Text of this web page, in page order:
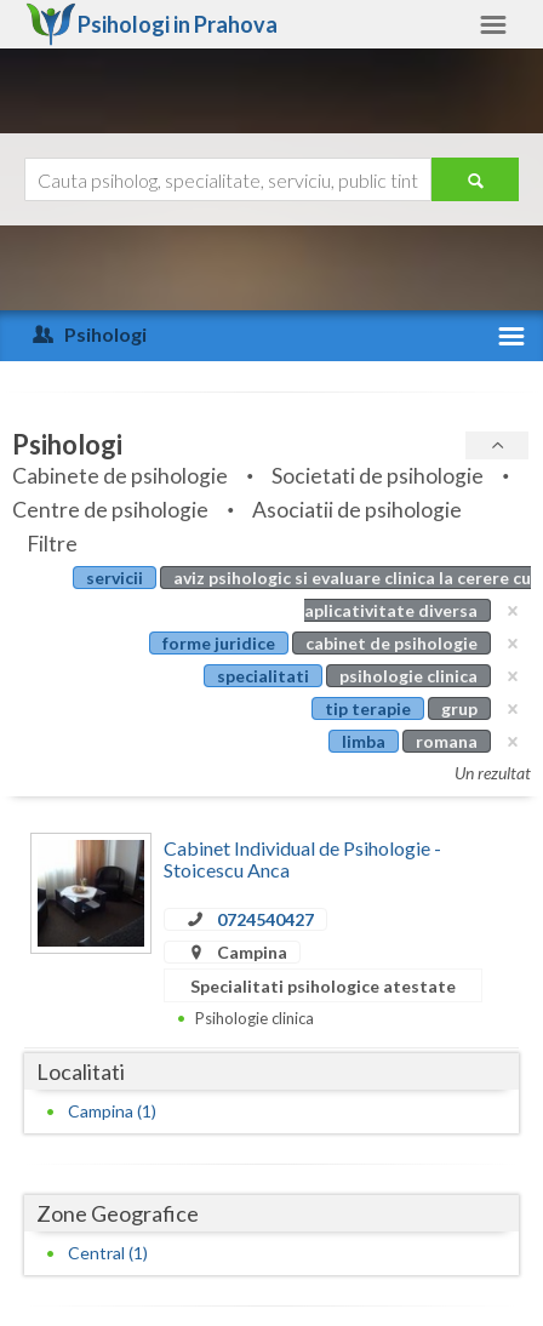
Psihologi in Prahova
Arad
Arges
Bihor
Bistrita-Nasaud
Botosani
Calarasi
Caras-Severin
Cluj
Constanta
Dolj
Galati
Gorj
Ajutor
Psihologi
Specialitati
Servicii
Articole
Evenimente
Psihologi
Cabinete de psihologie
Societati de psihologie
Centre de psihologie
Asociatii de psihologie
Filtre
servicii
aviz psihologic si evaluare clinica la cerere cu
aplicativitate diversa
forme juridice
cabinet de psihologie
specialitati
psihologie clinica
tip terapie
grup
limba
romana
Un rezultat
Cabinet Individual de Psihologie -
Stoicescu Anca
0724540427
Campina
Specialitati psihologice atestate
Psihologie clinica
Localitati
Campina (1)
Zone Geografice
Central (1)